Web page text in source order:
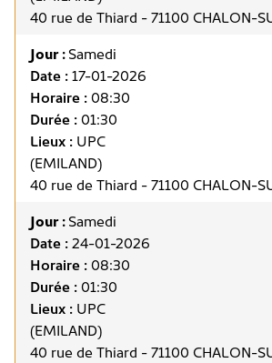
40 rue de Thiard - 71100 CHALON-
Jour :Samedi
Date :17-01-2026
Horaire :08:30
Durée :01:30
Lieux : UPC
(EMILAND)
40 rue de Thiard - 71100 CHALON-
Jour :Samedi
Date :24-01-2026
Horaire :08:30
Durée :01:30
Lieux : UPC
(EMILAND)
40 rue de Thiard - 71100 CHALON-